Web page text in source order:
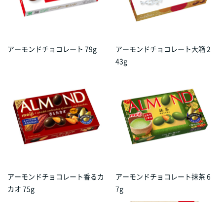
アーモンドチョコレート 79g
アーモンドチョコレート大箱 2
43g
アーモンドチョコレート香るカ
カオ 75g
アーモンドチョコレート抹茶 6
7g